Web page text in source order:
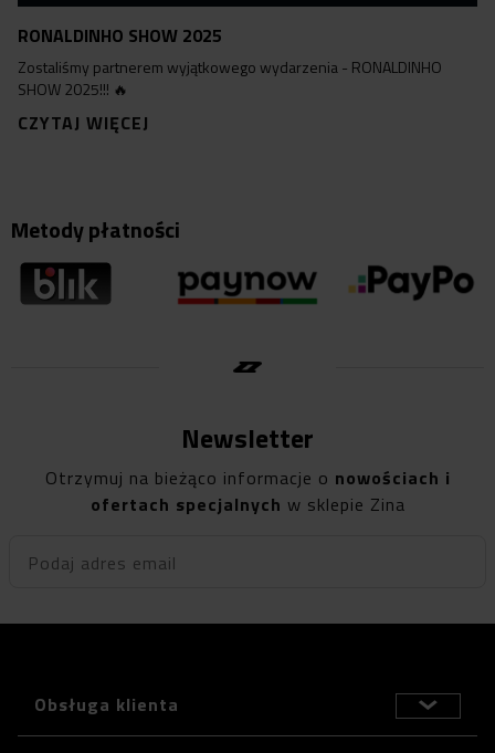
RONALDINHO SHOW 2025
Zostaliśmy partnerem wyjątkowego wydarzenia - RONALDINHO
SHOW 2025!!! 🔥
CZYTAJ WIĘCEJ
Metody płatności
Newsletter
Otrzymuj na bieżąco informacje o nowościach i
ofertach specjalnych w sklepie Zina
Podaj adres email
Obsługa klienta